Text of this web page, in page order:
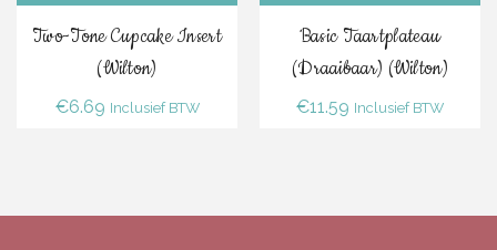
Two-Tone Cupcake Insert
(Wilton)
€6.69 Inclusief BTW
Basic Taartplateau
(Draaibaar) (Wilton)
€11.59 Inclusief BTW